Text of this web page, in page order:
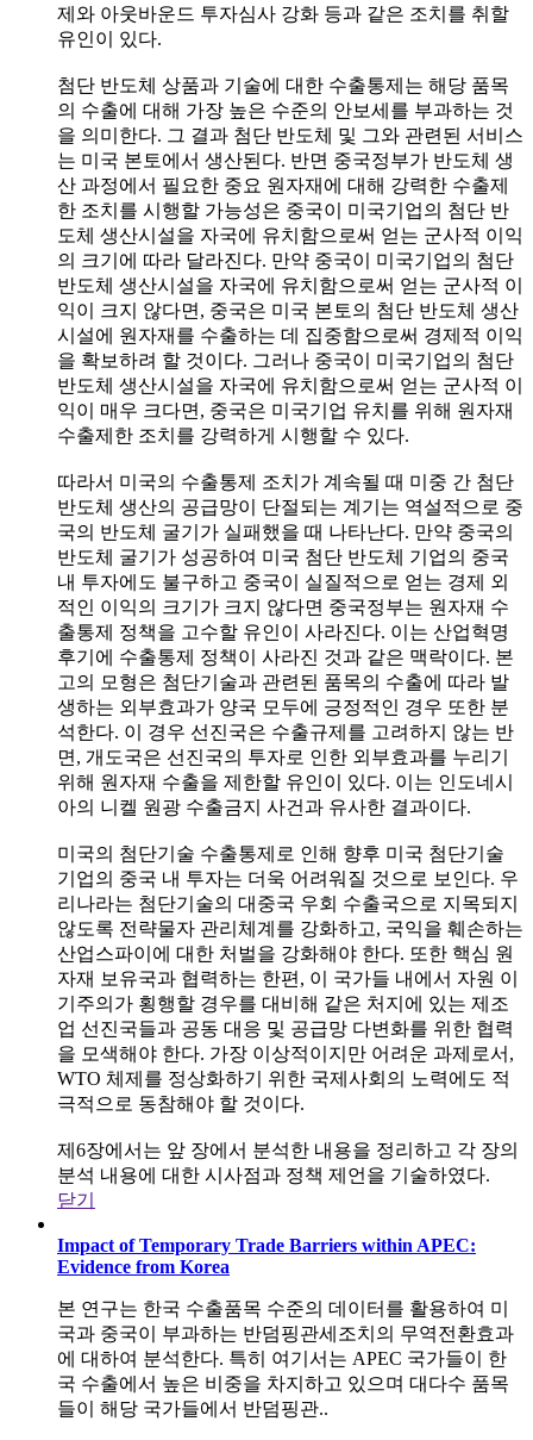
제와 아웃바운드 투자심사 강화 등과 같은 조치를 취할
유인이 있다.
첨단 반도체 상품과 기술에 대한 수출통제는 해당 품목
의 수출에 대해 가장 높은 수준의 안보세를 부과하는 것
을 의미한다. 그 결과 첨단 반도체 및 그와 관련된 서비스
는 미국 본토에서 생산된다. 반면 중국정부가 반도체 생
산 과정에서 필요한 중요 원자재에 대해 강력한 수출제
한 조치를 시행할 가능성은 중국이 미국기업의 첨단 반
도체 생산시설을 자국에 유치함으로써 얻는 군사적 이익
의 크기에 따라 달라진다. 만약 중국이 미국기업의 첨단
반도체 생산시설을 자국에 유치함으로써 얻는 군사적 이
익이 크지 않다면, 중국은 미국 본토의 첨단 반도체 생산
시설에 원자재를 수출하는 데 집중함으로써 경제적 이익
을 확보하려 할 것이다. 그러나 중국이 미국기업의 첨단
반도체 생산시설을 자국에 유치함으로써 얻는 군사적 이
익이 매우 크다면, 중국은 미국기업 유치를 위해 원자재
수출제한 조치를 강력하게 시행할 수 있다.
따라서 미국의 수출통제 조치가 계속될 때 미중 간 첨단
반도체 생산의 공급망이 단절되는 계기는 역설적으로 중
국의 반도체 굴기가 실패했을 때 나타난다. 만약 중국의
반도체 굴기가 성공하여 미국 첨단 반도체 기업의 중국
내 투자에도 불구하고 중국이 실질적으로 얻는 경제 외
적인 이익의 크기가 크지 않다면 중국정부는 원자재 수
출통제 정책을 고수할 유인이 사라진다. 이는 산업혁명
후기에 수출통제 정책이 사라진 것과 같은 맥락이다. 본
고의 모형은 첨단기술과 관련된 품목의 수출에 따라 발
생하는 외부효과가 양국 모두에 긍정적인 경우 또한 분
석한다. 이 경우 선진국은 수출규제를 고려하지 않는 반
면, 개도국은 선진국의 투자로 인한 외부효과를 누리기
위해 원자재 수출을 제한할 유인이 있다. 이는 인도네시
아의 니켈 원광 수출금지 사건과 유사한 결과이다.
미국의 첨단기술 수출통제로 인해 향후 미국 첨단기술
기업의 중국 내 투자는 더욱 어려워질 것으로 보인다. 우
리나라는 첨단기술의 대중국 우회 수출국으로 지목되지
않도록 전략물자 관리체계를 강화하고, 국익을 훼손하는
산업스파이에 대한 처벌을 강화해야 한다. 또한 핵심 원
자재 보유국과 협력하는 한편, 이 국가들 내에서 자원 이
기주의가 횡행할 경우를 대비해 같은 처지에 있는 제조
업 선진국들과 공동 대응 및 공급망 다변화를 위한 협력
을 모색해야 한다. 가장 이상적이지만 어려운 과제로서,
WTO 체제를 정상화하기 위한 국제사회의 노력에도 적
극적으로 동참해야 할 것이다.
제6장에서는 앞 장에서 분석한 내용을 정리하고 각 장의
분석 내용에 대한 시사점과 정책 제언을 기술하였다.
닫기
Impact of Temporary Trade Barriers within APEC:
Evidence from Korea
본 연구는 한국 수출품목 수준의 데이터를 활용하여 미
국과 중국이 부과하는 반덤핑관세조치의 무역전환효과
에 대하여 분석한다. 특히 여기서는 APEC 국가들이 한
국 수출에서 높은 비중을 차지하고 있으며 대다수 품목
들이 해당 국가들에서 반덤핑관..